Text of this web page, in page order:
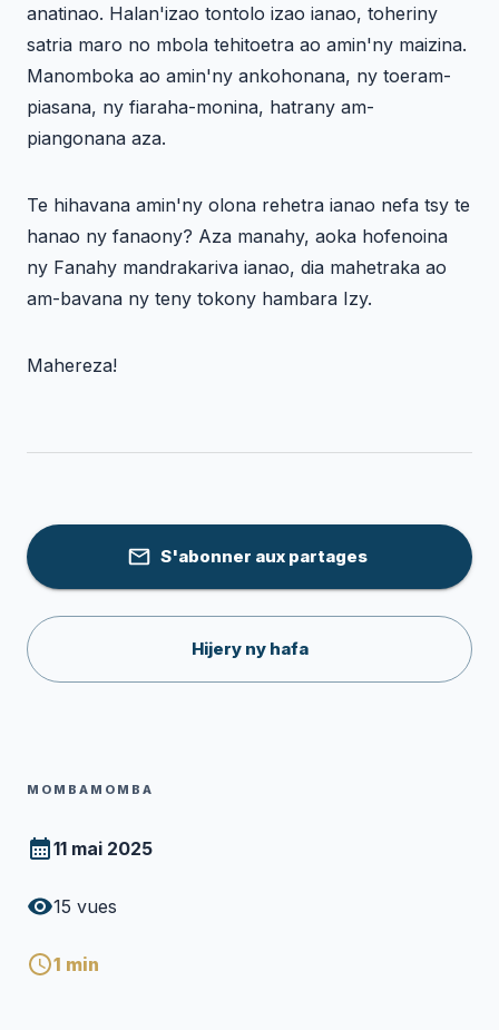
anatinao. Halan'izao tontolo izao ianao, toheriny
satria maro no mbola tehitoetra ao amin'ny maizina.
Manomboka ao amin'ny ankohonana, ny toeram-
piasana, ny fiaraha-monina, hatrany am-
piangonana aza.
Te hihavana amin'ny olona rehetra ianao nefa tsy te
hanao ny fanaony? Aza manahy, aoka hofenoina
ny Fanahy mandrakariva ianao, dia mahetraka ao
am-bavana ny teny tokony hambara Izy.
Mahereza!
S'abonner aux partages
Hijery ny hafa
MOMBAMOMBA
11 mai 2025
15 vues
1 min